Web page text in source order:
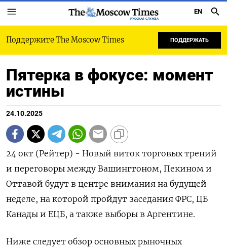
РУССКАЯ СЛУЖБА
EN
Поддержите The Moscow Times ПОДДЕРЖАТЬ
Пятерка в фокусе: момент
истины
24.10.2025
24 окт (Рейтер) - Новый виток торговых трений
и переговоры между Вашингтоном, Пекином и
Оттавой будут в центре внимания на будущей
неделе, на которой пройдут заседания ФРС, ЦБ
Канады и ЕЦБ, а также выборы в Аргентине.
Ниже следует обзор основных рыночных